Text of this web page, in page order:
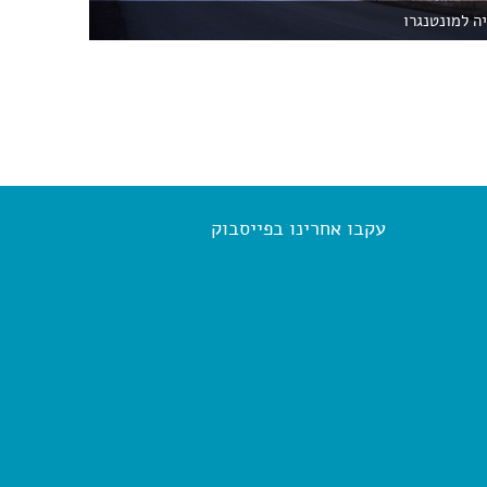
למונטנגרו
עקבו אחרינו בפייסבוק